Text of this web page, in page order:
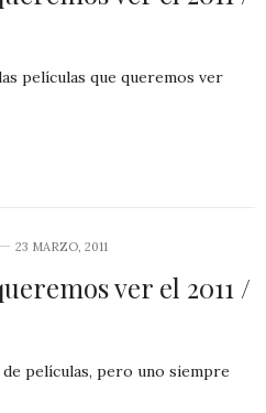
películas que queremos ver
23 MARZO, 2011
ver el 2011 /
películas, pero uno siempre